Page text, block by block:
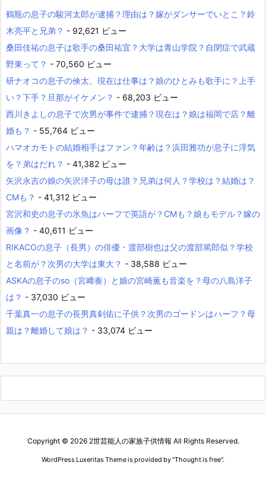
鶴瓶の息子の駿河太郎が逮捕？理由は？嫁がダンサーでいとこ？鈴
木亮平と兄弟？ - 92,621 ビュー
桑田佳祐の息子は歌手の桑田祐宜？大学は青山学院？自閉症で武蔵
野東って？ - 70,560 ビュー
研ナオコの息子の倹太、現在は仕事は？娘のひとみも歌手に？上手
い？下手？旦那がイケメン？ - 68,203 ビュー
西川きよしの息子で次男が事件で逮捕？現在は？娘は福岡で店？離
婚も？ - 55,764 ビュー
ハマオカモトの結婚相手はファン？年齢は？浜田雅功が息子に浮気
を？弟はだれ？ - 41,382 ビュー
矢沢永吉の娘の矢沢洋子の母は誰？兄弟は何人？学校は？結婚は？
CMも？ - 41,312 ビュー
宮沢和史の息子の氷魚はハーフで英語が？CMも？娘もモデル？嫁の
画像？ - 40,611 ビュー
RIKACOの息子（長男）の俳優・渡部樹也は父の渡部篤郎似？学校
と名前が？次男の大学は東大？ - 38,588 ビュー
ASKAの息子のso（宮﨑奏）と娘の宮崎薫も音楽を？母の八島洋子
は？ - 37,030 ビュー
千葉真一の息子の長男真剣佑に子供？次男のゴードンはハーフ？母
親は？離婚して娘は？ - 33,074 ビュー
Copyright © 2026 2世芸能人の家族子供情報 All Rights Reserved.
WordPress Luxeritas Theme is provided by "Thought is free".